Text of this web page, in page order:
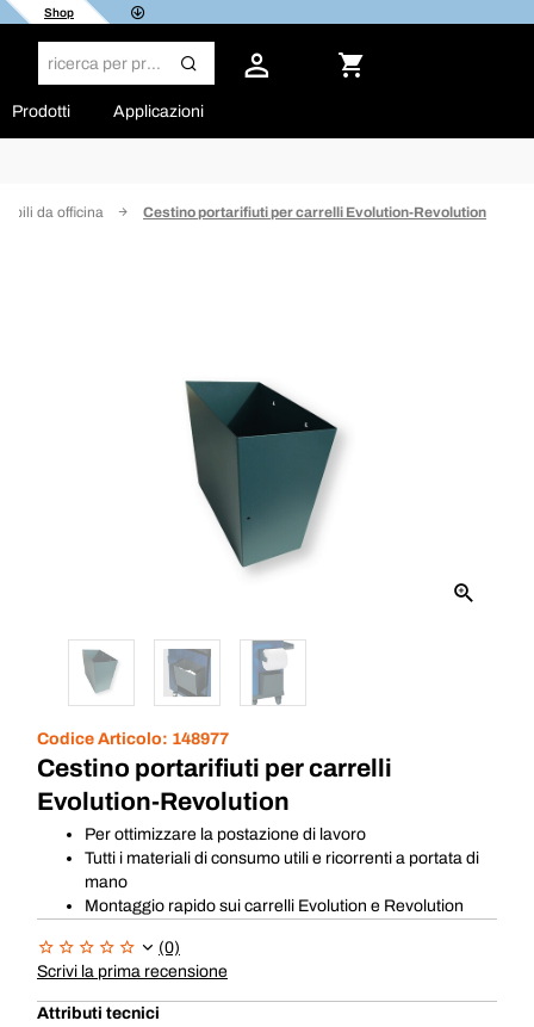
Shop
Prodotti Applicazioni
da officina Cestino portarifiuti per carrelli Evolution-Revolution
Codice Articolo: 148977
Cestino portarifiuti per carrelli
Evolution-Revolution
Per ottimizzare la postazione di lavoro
Tutti i materiali di consumo utili e ricorrenti a portata di
mano
Montaggio rapido sui carrelli Evolution e Revolution
(0)
Scrivi la prima recensione
Attributi tecnici